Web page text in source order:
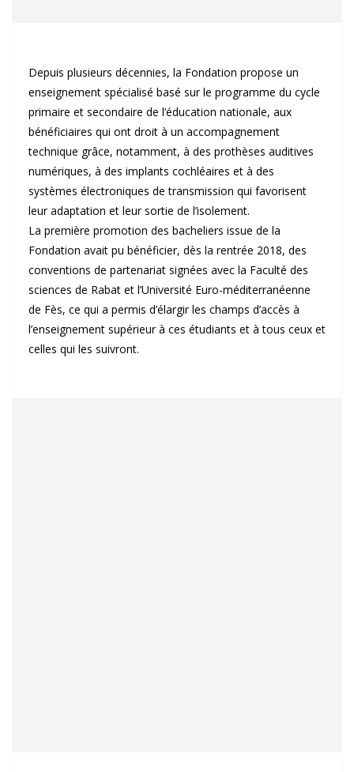
Depuis plusieurs décennies, la Fondation propose un
enseignement spécialisé basé sur le programme du cycle
primaire et secondaire de l’éducation nationale, aux
bénéficiaires qui ont droit à un accompagnement
technique grâce, notamment, à des prothèses auditives
numériques, à des implants cochléaires et à des
systèmes électroniques de transmission qui favorisent
leur adaptation et leur sortie de l’isolement.
La première promotion des bacheliers issue de la
Fondation avait pu bénéficier, dès la rentrée 2018, des
conventions de partenariat signées avec la Faculté des
sciences de Rabat et l’Université Euro-méditerranéenne
de Fès, ce qui a permis d’élargir les champs d’accès à
l’enseignement supérieur à ces étudiants et à tous ceux et
celles qui les suivront.